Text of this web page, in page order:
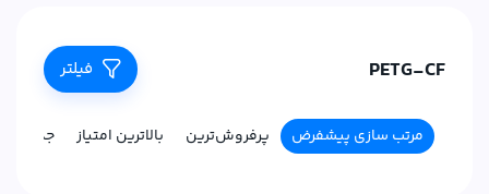
PETG-CF فیلتر
مرتب سازی پیشفرض پرفروش‌ترین بالاترین امتیاز